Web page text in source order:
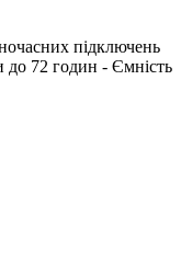
підключень
до 72 годин - Ємність